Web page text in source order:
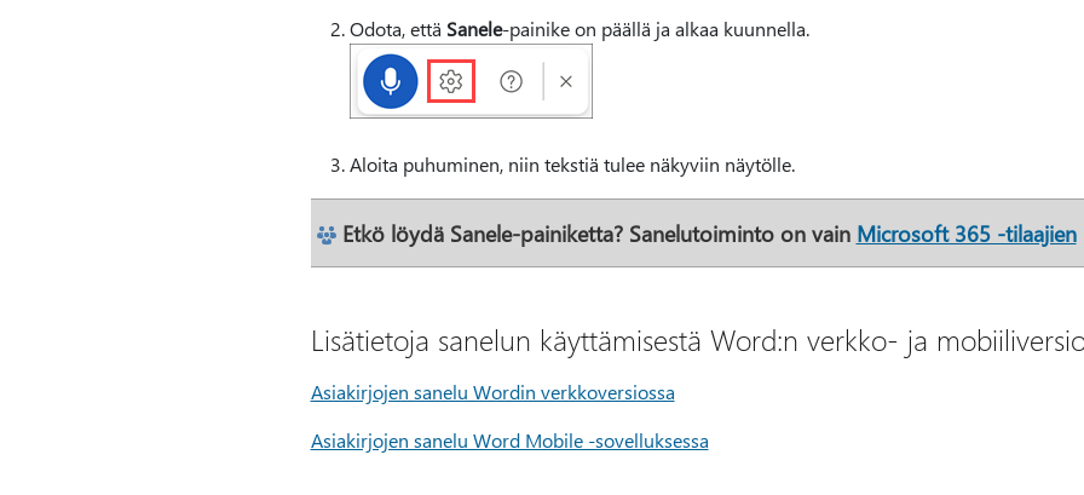
Odota, että Sanele-painike on päällä ja alkaa kuunnella.
Aloita puhuminen, niin tekstiä tulee näkyviin näytölle.
Etkö löydä Sanele-painiketta?Sanelutoiminto on vain Microsoft 365 -tilaajien
Lisätietoja sanelun käyttämisestä Word:n verkko- ja
Asiakirjojen sanelu Wordin verkkoversiossa
Asiakirjojen sanelu Word Mobile -sovelluksessa